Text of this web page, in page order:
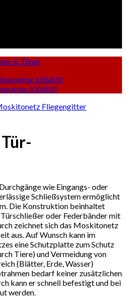
& Türen
wie Eingangs- oder
Schließsystem ermöglicht
Die Konstruktion beinhaltet
oder Federbänder mit
zeichnet sich das Moskitonetz
aus. Auf Wunsch kann im
eine Schutzplatte zum Schutz
Tiere) und Vermeidung von
(Blätter, Erde, Wasser)
bedarf keiner zusätzlichen
kann er schnell befestigt und bei
werden.